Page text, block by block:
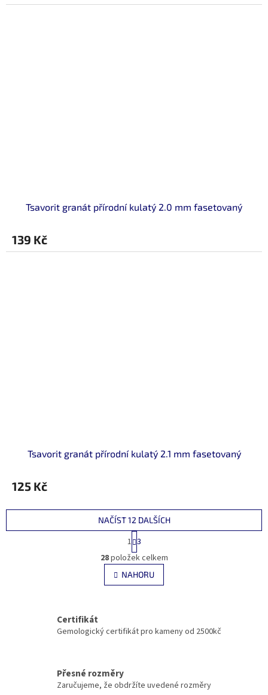
Tsavorit granát přírodní kulatý 2.0 mm fasetovaný
139 Kč
Tsavorit granát přírodní kulatý 2.1 mm fasetovaný
125 Kč
O
v
l
á
í
y
NAČÍST 12 DALŠÍCH
t
r
á
n
k
n
í
1 3
28položek celkem
NAHORU
Certifikát
Gemologický certifikát pro kameny od 2500kč
Přesné rozměry
Zaručujeme, že obdržíte uvedené rozměry